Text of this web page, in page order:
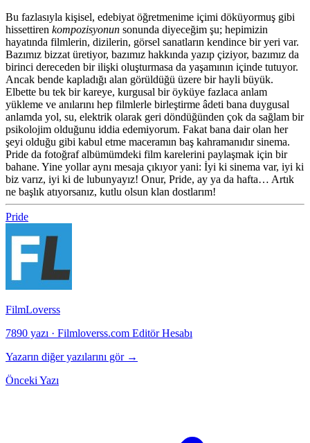
Bu fazlasıyla kişisel, edebiyat öğretmenime içimi döküyormuş gibi
hissettiren kompozisyonun sonunda diyeceğim şu; hepimizin
hayatında filmlerin, dizilerin, görsel sanatların kendince bir yeri var.
Bazımız bizzat üretiyor, bazımız hakkında yazıp çiziyor, bazımız da
birinci dereceden bir ilişki oluşturmasa da yaşamının içinde tutuyor.
Ancak bende kapladığı alan görüldüğü üzere bir hayli büyük.
Elbette bu tek bir kareye, kurgusal bir öyküye fazlaca anlam
yükleme ve anılarını hep filmlerle birleştirme âdeti bana duygusal
anlamda yol, su, elektrik olarak geri döndüğünden çok da sağlam bir
psikolojim olduğunu iddia edemiyorum. Fakat bana dair olan her
şeyi olduğu gibi kabul etme maceramın baş kahramanıdır sinema.
Pride da fotoğraf albümümdeki film karelerini paylaşmak için bir
bahane. Yine yollar aynı mesaja çıkıyor yani: İyi ki sinema var, iyi ki
biz varız, iyi ki de lubunyayız! Onur, Pride, ay ya da hafta… Artık
ne başlık atıyorsanız, kutlu olsun klan dostlarım!
Pride
FilmLoverss
7890 yazı · Filmloverss.com Editör Hesabı
Yazarın diğer yazılarını gör →
Önceki Yazı